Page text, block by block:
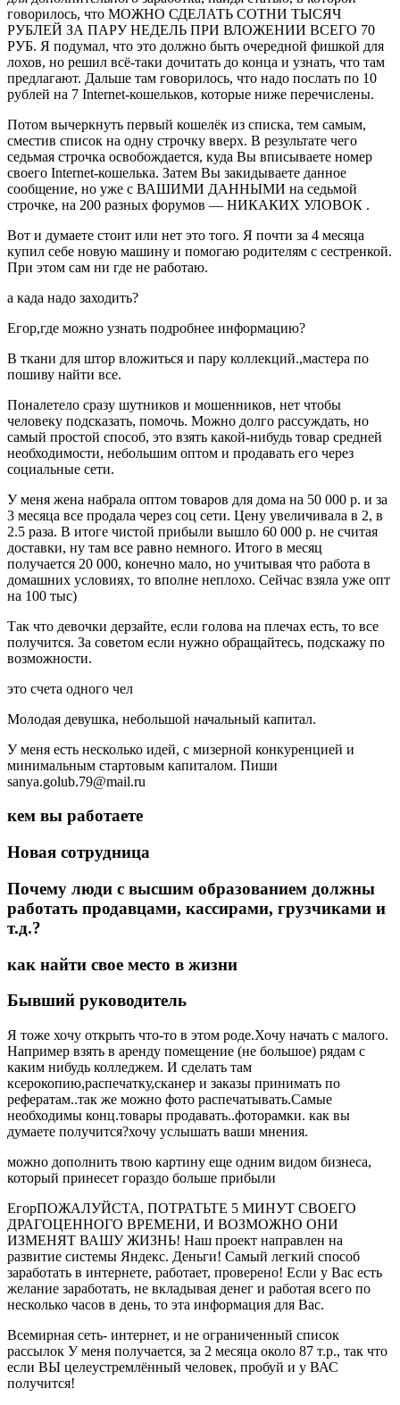
говорилось, что МОЖНО СДЕЛАТЬ СОТНИ ТЫСЯЧ
РУБЛЕЙ ЗА ПАРУ НЕДЕЛЬ ПРИ ВЛОЖЕНИИ ВСЕГО 70
РУБ. Я подумал, что это должно быть очередной фишкой для
лохов, но решил всё-таки дочитать до конца и узнать, что там
предлагают. Дальше там говорилось, что надо послать по 10
рублей на 7 Internet-кошельков, которые ниже перечислены.
Потом вычеркнуть первый кошелёк из списка, тем самым,
сместив список на одну строчку вверх. В результате чего
седьмая строчка освобождается, куда Вы вписываете номер
своего Internet-кошелька. Затем Вы закидываете данное
сообщение, но уже с ВАШИМИ ДАННЫМИ на седьмой
строчке, на 200 разных форумов — НИКАКИХ УЛОВОК .
Вот и думаете стоит или нет это того. Я почти за 4 месяца
купил себе новую машину и помогаю родителям с сестренкой.
При этом сам ни где не работаю.
а када надо заходить?
Егор,где можно узнать подробнее информацию?
В ткани для штор вложиться и пару коллекций.,мастера по
пошиву найти все.
Поналетело сразу шутников и мошенников, нет чтобы
человеку подсказать, помочь. Можно долго рассуждать, но
самый простой способ, это взять какой-нибудь товар средней
необходимости, небольшим оптом и продавать его через
социальные сети.
У меня жена набрала оптом товаров для дома на 50 000 р. и за
3 месяца все продала через соц сети. Цену увеличивала в 2, в
2.5 раза. В итоге чистой прибыли вышло 60 000 р. не считая
доставки, ну там все равно немного. Итого в месяц
получается 20 000, конечно мало, но учитывая что работа в
домашних условиях, то вполне неплохо. Сейчас взяла уже опт
на 100 тыс)
Так что девочки дерзайте, если голова на плечах есть, то все
получится. За советом если нужно обращайтесь, подскажу по
возможности.
это счета одного чел
Молодая девушка, небольшой начальный капитал.
У меня есть несколько идей, с мизерной конкуренцией и
минимальным стартовым капиталом. Пиши
sanya.golub.79@mail.ru
кем вы работаете
Новая сотрудница
Почему люди с высшим образованием должны
работать продавцами, кассирами, грузчиками и
т.д.?
как найти свое место в жизни
Бывший руководитель
Я тоже хочу открыть что-то в этом роде.Хочу начать с малого.
Например взять в аренду помещение (не большое) рядам с
каким нибудь колледжем. И сделать там
ксерокопию,распечатку,сканер и заказы принимать по
рефератам..так же можно фото распечатывать.Самые
необходимы конц.товары продавать..фоторамки. как вы
думаете получится?хочу услышать ваши мнения.
можно дополнить твою картину еще одним видом бизнеса,
который принесет гораздо больше прибыли
ЕгорПОЖАЛУ​ЙСТА, ПОТРАТЬТЕ 5 МИНУТ СВОЕГО
ДРАГОЦЕННОГО ВРЕМЕНИ, И ВОЗМОЖНО ОНИ
ИЗМЕНЯТ ВАШУ ЖИЗНЬ! Наш проект направлен на
развитие системы Яндекс. Деньги! Самый легкий способ
заработать в интернете, работает, проверено! Если у Вас есть
желание заработать, не вкладывая денег и работая всего по
несколько часов в день, то эта информация для Вас.
Всемирная сеть- интернет, и не ограниченный список
рассылок У меня получается, за 2 месяца около 87 т.р., так что
если ВЫ целеустремлённый человек, пробуй и у ВАС
получится!